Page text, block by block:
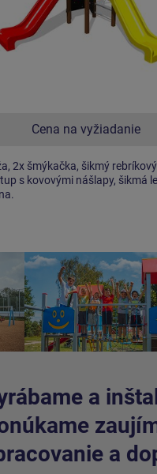
Cena na vyžiadanie
2x šmýkačka, šikmý rebríkový
s kovovými nášlapy, šikmá
a
a